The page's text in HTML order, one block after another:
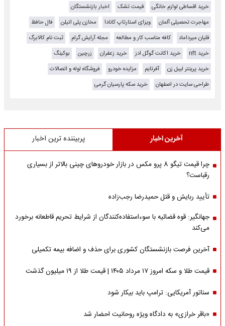
خرید اقساطی لوازم خانگی قیمت تشک
اخبار بازنشستگان
مهاجرت تحصیلی آلمان
ویزای استارتاپ کانادا مخازن پلی اتیلن
فال حافظ
قلیان میرداماد
کافه مناسب کار و مطالعه مجله آرایش گرام
ثبت نام کالابرگ
خرید nft
خرید اکانت گوگل ادز خرید زعفران زرچین
بوکینگ
خرید پرینتر لیبل زن
آفرتایم مزایده خودرو
فروشگاه لوله و اتصالات
طراحی سایت در اصفهان
خرید سکه پارسیان گرمی
آخرین اخبار پربیننده ترین اخبار
چرا قیمت تیگو 8 پرو مکس در بازار خودروهای چینی بالاتر از بسیاری
رقباست؟
تأیید ربایش و قتل حمیدرضا رجب‌زاده
جهانگیر: قوه قضائیه با سوءاستفاده‌کنندگان از شرایط تحریم قاطعانه برخورد
می‌کند
آخرین فرصت بازنشستگان کشوری برای حذف و اضافه بیمه تکمیلی
قیمت طلا و سکه امروز ۱۷ مرداد ۱۴۰۵ | قیمت طلا از ۱۹ میلیون گذشت
سناتور آمریکایی: ترامپ باید بیکار شود
«باقر خرازی» به دادگاه ویژه روحانیت احضار شد